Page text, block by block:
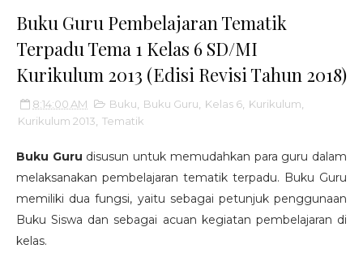
Buku Guru Pembelajaran Tematik
Terpadu Tema 1 Kelas 6 SD/MI
Kurikulum 2013 (Edisi Revisi Tahun 2018)
8:14:00 AM Buku Buku Guru Kelas 6 Kurikulum
Kurikulum 2013 Tematik
Buku Guru disusun untuk memudahkan para guru dalam
melaksanakan pembelajaran tematik terpadu. Buku Guru
memiliki dua fungsi, yaitu sebagai petunjuk penggunaan
Buku Siswa dan sebagai acuan kegiatan pembelajaran di
kelas.